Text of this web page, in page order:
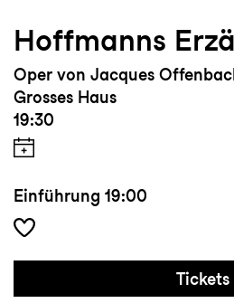
Hoffmanns
Oper von Jacques
Grosses Haus
19:30
Einführung 19:00
Tickets